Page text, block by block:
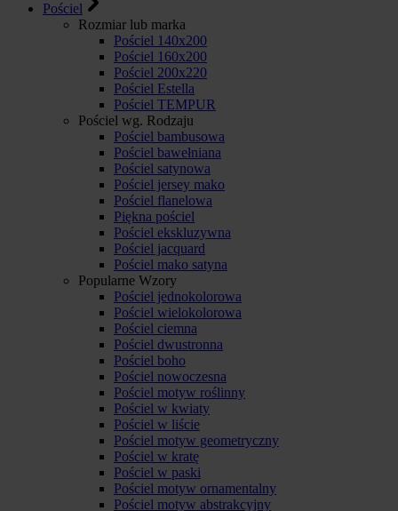
Pościel
Rozmiar lub marka
Pościel 140x200
Pościel 160x200
Pościel 200x220
Pościel Estella
Pościel TEMPUR
Pościel wg. Rodzaju
Pościel bambusowa
Pościel bawełniana
Pościel satynowa
Pościel jersey mako
Pościel flanelowa
Piękna pościel
Pościel ekskluzywna
Pościel jacquard
Pościel mako satyna
Popularne Wzory
Pościel jednokolorowa
Pościel wielokolorowa
Pościel ciemna
Pościel dwustronna
Pościel boho
Pościel nowoczesna
Pościel motyw roślinny
Pościel w kwiaty
Pościel w liście
Pościel motyw geometryczny
Pościel w kratę
Pościel w paski
Pościel motyw ornamentalny
Pościel motyw abstrakcyjny